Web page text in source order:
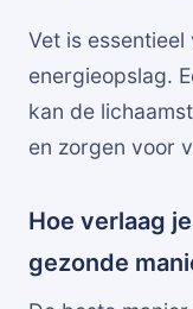
Vet is
energieopslag.
kan de
en zorgen voor
Hoe verlaag
gezonde